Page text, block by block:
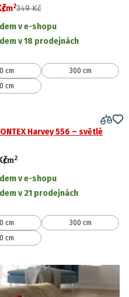
/m2349 Kč
v e-shopu
v 18 prodejnách
cm
300 cm
cm
Harvey 556 – světlé
/m2
v e-shopu
v 21 prodejnách
cm
300 cm
cm